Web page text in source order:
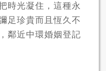
時光凝住，這種永
足珍貴而且恆久不
鄰近中環婚姻登記